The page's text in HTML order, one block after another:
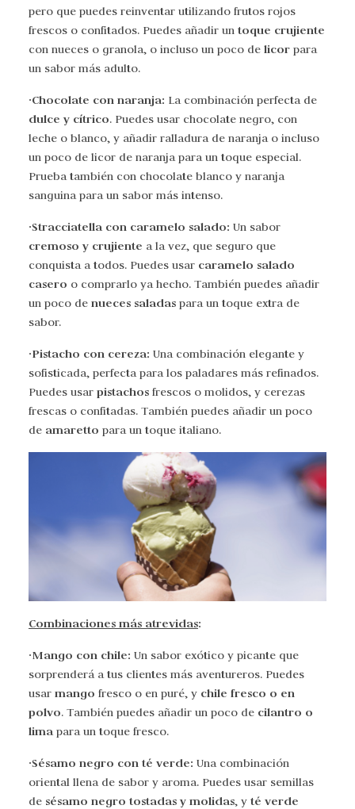
pero que puedes reinventar utilizando frutos rojos
frescos o confitados. Puedes añadir un toque crujiente
con nueces o granola, o incluso un poco de licor para
un sabor más adulto.
·Chocolate con naranja: La combinación perfecta de
dulce y cítrico. Puedes usar chocolate negro, con
leche o blanco, y añadir ralladura de naranja o incluso
un poco de licor de naranja para un toque especial.
Prueba también con chocolate blanco y naranja
sanguina para un sabor más intenso.
·Stracciatella con caramelo salado: Un sabor
cremoso y crujiente a la vez, que seguro que
conquista a todos. Puedes usar caramelo salado
casero o comprarlo ya hecho. También puedes añadir
un poco de nueces saladas para un toque extra de
sabor.
·Pistacho con cereza: Una combinación elegante y
sofisticada, perfecta para los paladares más refinados.
Puedes usar pistachos frescos o molidos, y cerezas
frescas o confitadas. También puedes añadir un poco
de amaretto para un toque italiano.
Combinaciones más atrevidas:
·Mango con chile: Un sabor exótico y picante que
sorprenderá a tus clientes más aventureros. Puedes
usar mango fresco o en puré, y chile fresco o en
polvo. También puedes añadir un poco de cilantro o
limapara un toque fresco.
·Sésamo negro con té verde: Una combinación
oriental llena de sabor y aroma. Puedes usar semillas
de sésamo negro tostadas y molidas, y té verde